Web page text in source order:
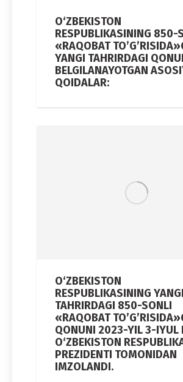
O‘ZBEKISTON
RESPUBLIKASINING 850-
«RAQOBAT
YANGI TAHRIRDAGI
BELGILANAYOTGAN
QOIDALAR:
O‘ZBEKISTON
RESPUBLIKASINING YANGI
TAHRIRDAGI 850-SONLI
«RAQOBAT
QONUNI 2023-YIL 3-IYUL
O‘ZBEKISTON
PREZIDENTI TOMONIDAN
IMZOLANDI.